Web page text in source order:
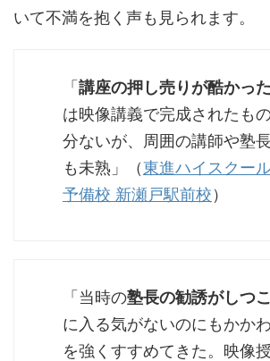
いて不満を抱く声も見られます。
「講座の押し売りが酷かった
は映像講義で完成されたも
分ないが、周囲の講師や塾
も未熟」（東進ハイスクー
予備校 新瀬戸駅前校）
「当時の塾長の勧誘がしつ
に入る気がないのにもかか
を強くすすめてきた。映像